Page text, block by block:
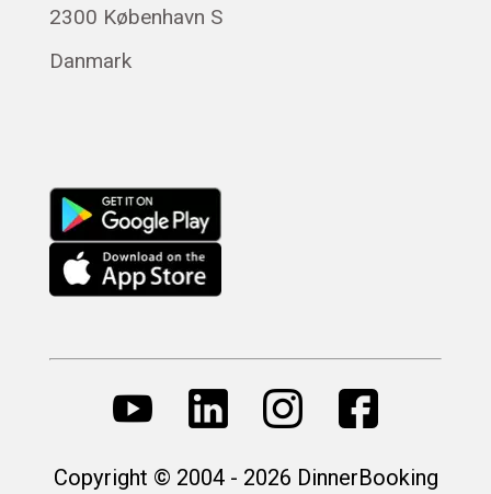
Română
2300 København S
Danmark
Copyright © 2004 - 2026 DinnerBooking